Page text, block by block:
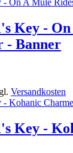
Key -
- Banner
Versandkosten
Key -